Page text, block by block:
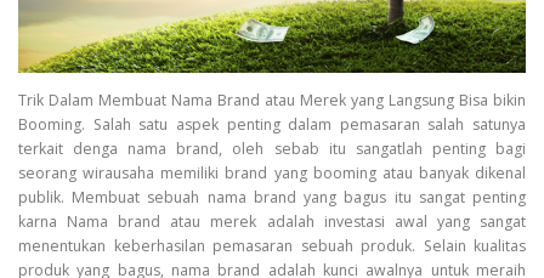
Trik Dalam Membuat Nama Brand atau Merek yang Langsung Bisa bikin
Booming. Salah satu aspek penting dalam pemasaran salah satunya
terkait denga nama brand, oleh sebab itu sangatlah penting bagi
seorang wirausaha memiliki brand yang booming atau banyak dikenal
publik. Membuat sebuah nama brand yang bagus itu sangat penting
karna Nama brand atau merek adalah investasi awal yang sangat
menentukan keberhasilan pemasaran sebuah produk. Selain kualitas
produk yang bagus, nama brand adalah kunci awalnya untuk meraih